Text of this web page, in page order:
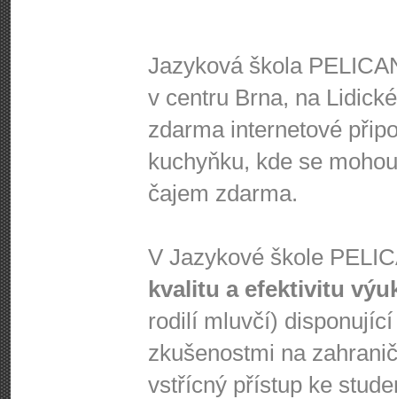
Jazyková škola
v centru Brna, na
zdarma internetové
kuchyňku, kde se
čajem zdarma.
V Jazykové škole
kvalitu a efektivitu
rodilí mluvčí)
zkušenostmi na
vstřícný přístup ke